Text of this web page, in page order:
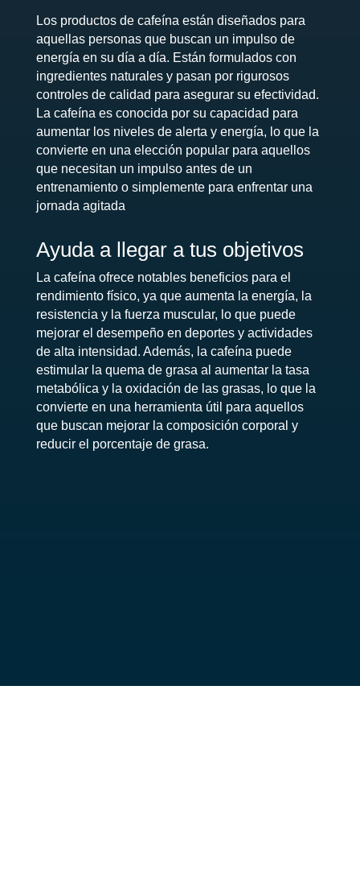
Los productos de cafeína están diseñados para
aquellas personas que buscan un impulso de
energía en su día a día. Están formulados con
ingredientes naturales y pasan por rigurosos
controles de calidad para asegurar su efectividad.
La cafeína es conocida por su capacidad para
aumentar los niveles de alerta y energía, lo que la
convierte en una elección popular para aquellos
que necesitan un impulso antes de un
entrenamiento o simplemente para enfrentar una
jornada agitada
Ayuda a llegar a tus objetivos
La cafeína ofrece notables beneficios para el
rendimiento físico, ya que aumenta la energía, la
resistencia y la fuerza muscular, lo que puede
mejorar el desempeño en deportes y actividades
de alta intensidad. Además, la cafeína puede
estimular la quema de grasa al aumentar la tasa
metabólica y la oxidación de las grasas, lo que la
convierte en una herramienta útil para aquellos
que buscan mejorar la composición corporal y
reducir el porcentaje de grasa.